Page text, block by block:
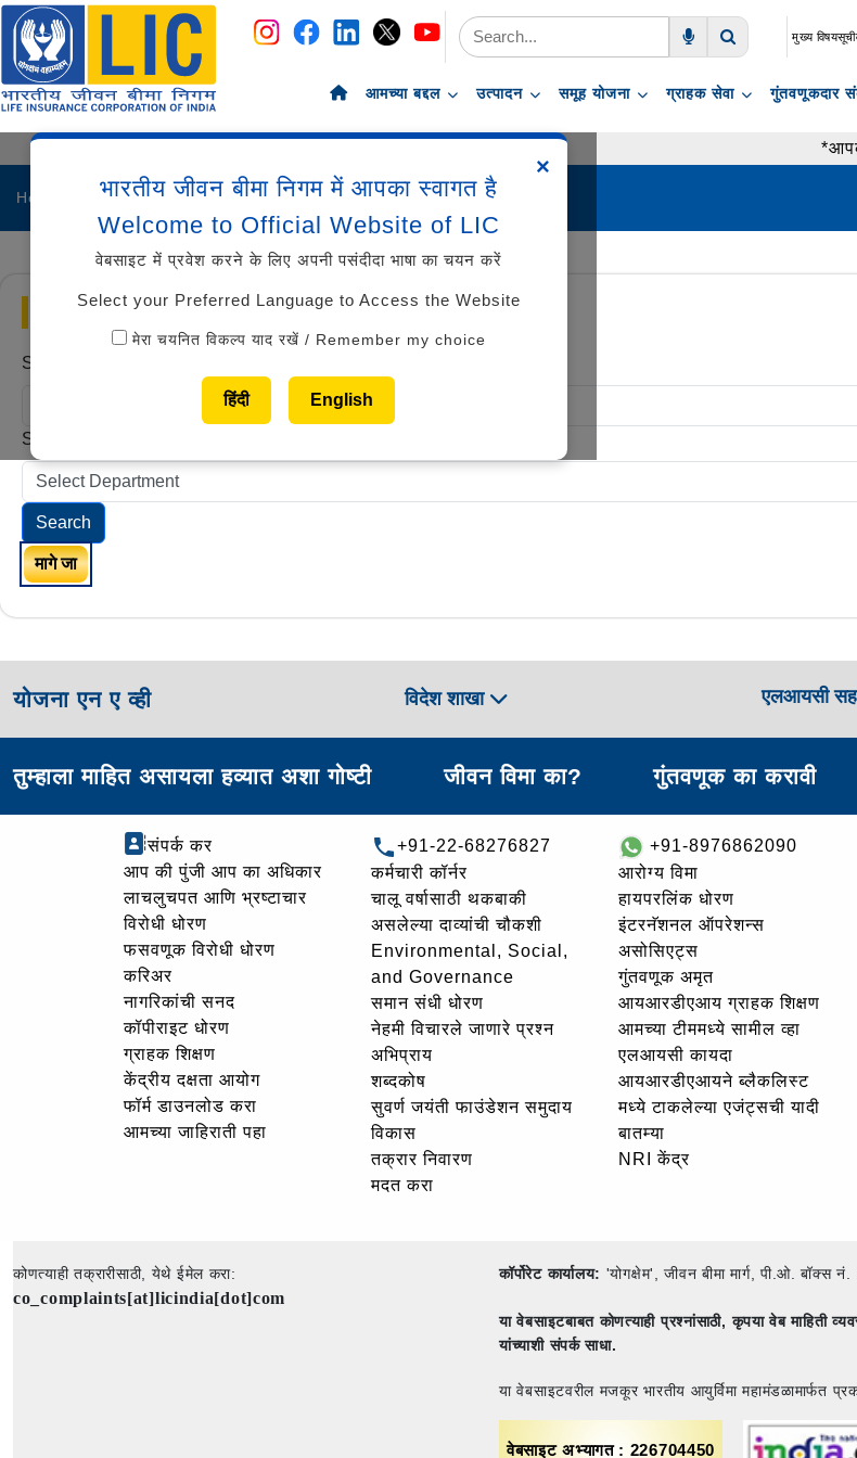
navigation
skip-to-content
मुख्य
आमच्या बद्दल उत्पादन समूह योजना ग्राहक सेवा गुंतवणूकदार
×
भारतीय जीवन बीमा निगम में आपका स्वागत है
Welcome to Official Website of LIC
वेबसाइट में प्रवेश करने के लिए अपनी पसंदीदा भाषा का चयन करें
Select your Preferred Language to Access the Website
मेरा चयनित विकल्प याद रखें / Remember my choice
हिंदी English
*आपकी
Home Career
Career
Select Region
Select Department
Search
मागे जा
योजना एन ए व्ही विदेश शाखा एलआयसी
तुम्हाला माहित असायला हव्यात अशा गोष्टी जीवन विमा का? गुंतवणूक का करावी
संपर्क कर
आप की पुंजी आप का अधिकार
लाचलुचपत आणि भ्रष्टाचार
विरोधी धोरण
फसवणूक विरोधी धोरण
करिअर
नागरिकांची सनद
कॉपीराइट धोरण
ग्राहक शिक्षण
केंद्रीय दक्षता आयोग
फॉर्म डाउनलोड करा
आमच्या जाहिराती पहा
+91-22-68276827
कर्मचारी कॉर्नर
चालू वर्षासाठी थकबाकी
असलेल्या दाव्यांची चौकशी
Environmental, Social,
and Governance
समान संधी धोरण
नेहमी विचारले जाणारे प्रश्न
अभिप्राय
शब्दकोष
सुवर्ण जयंती फाउंडेशन समुदाय
विकास
तक्रार निवारण
मदत करा
+91-8976862090
आरोग्य विमा
हायपरलिंक धोरण
इंटरनॅशनल ऑपरेशन्स
असोसिएट्स
गुंतवणूक अमृत
आयआरडीएआय ग्राहक शिक्षण
आमच्या टीममध्ये सामील व्हा
एलआयसी कायदा
आयआरडीएआयने ब्लैकलिस्ट
मध्ये टाकलेल्या एजंट्सची यादी
बातम्या
NRI केंद्र
कोणत्याही तक्रारीसाठी, येथे ईमेल करा:
co_complaints[at]licindia[dot]com
कॉर्पोरेट कार्यालय: 'योगक्षेम', जीवन बीमा मार्ग, पी.ओ.
या वेबसाइटबाबत कोणत्याही प्रश्नांसाठी, कृपया वेब माहिती
यांच्याशी संपर्क साधा.
या वेबसाइटवरील मजकूर भारतीय आयुर्विमा महामंडळामार्फत
वेबसाइट अभ्यागत : 226704450